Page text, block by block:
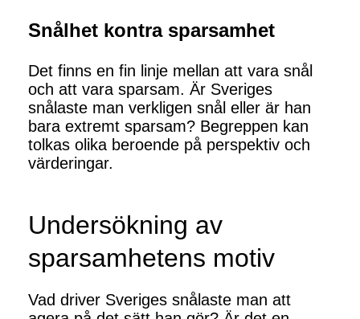
Snålhet kontra sparsamhet
Det finns en fin linje mellan att vara snål
och att vara sparsam. Är Sveriges
snålaste man verkligen snål eller är han
bara extremt sparsam? Begreppen kan
tolkas olika beroende på perspektiv och
värderingar.
Undersökning av
sparsamhetens motiv
Vad driver Sveriges snålaste man att